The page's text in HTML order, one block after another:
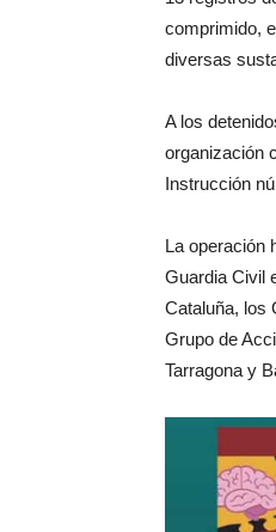
comprimido,
diversas
A los
organización
Instrucción
La operación
Guardia Civil
Cataluña, los
Grupo de
Tarragona y